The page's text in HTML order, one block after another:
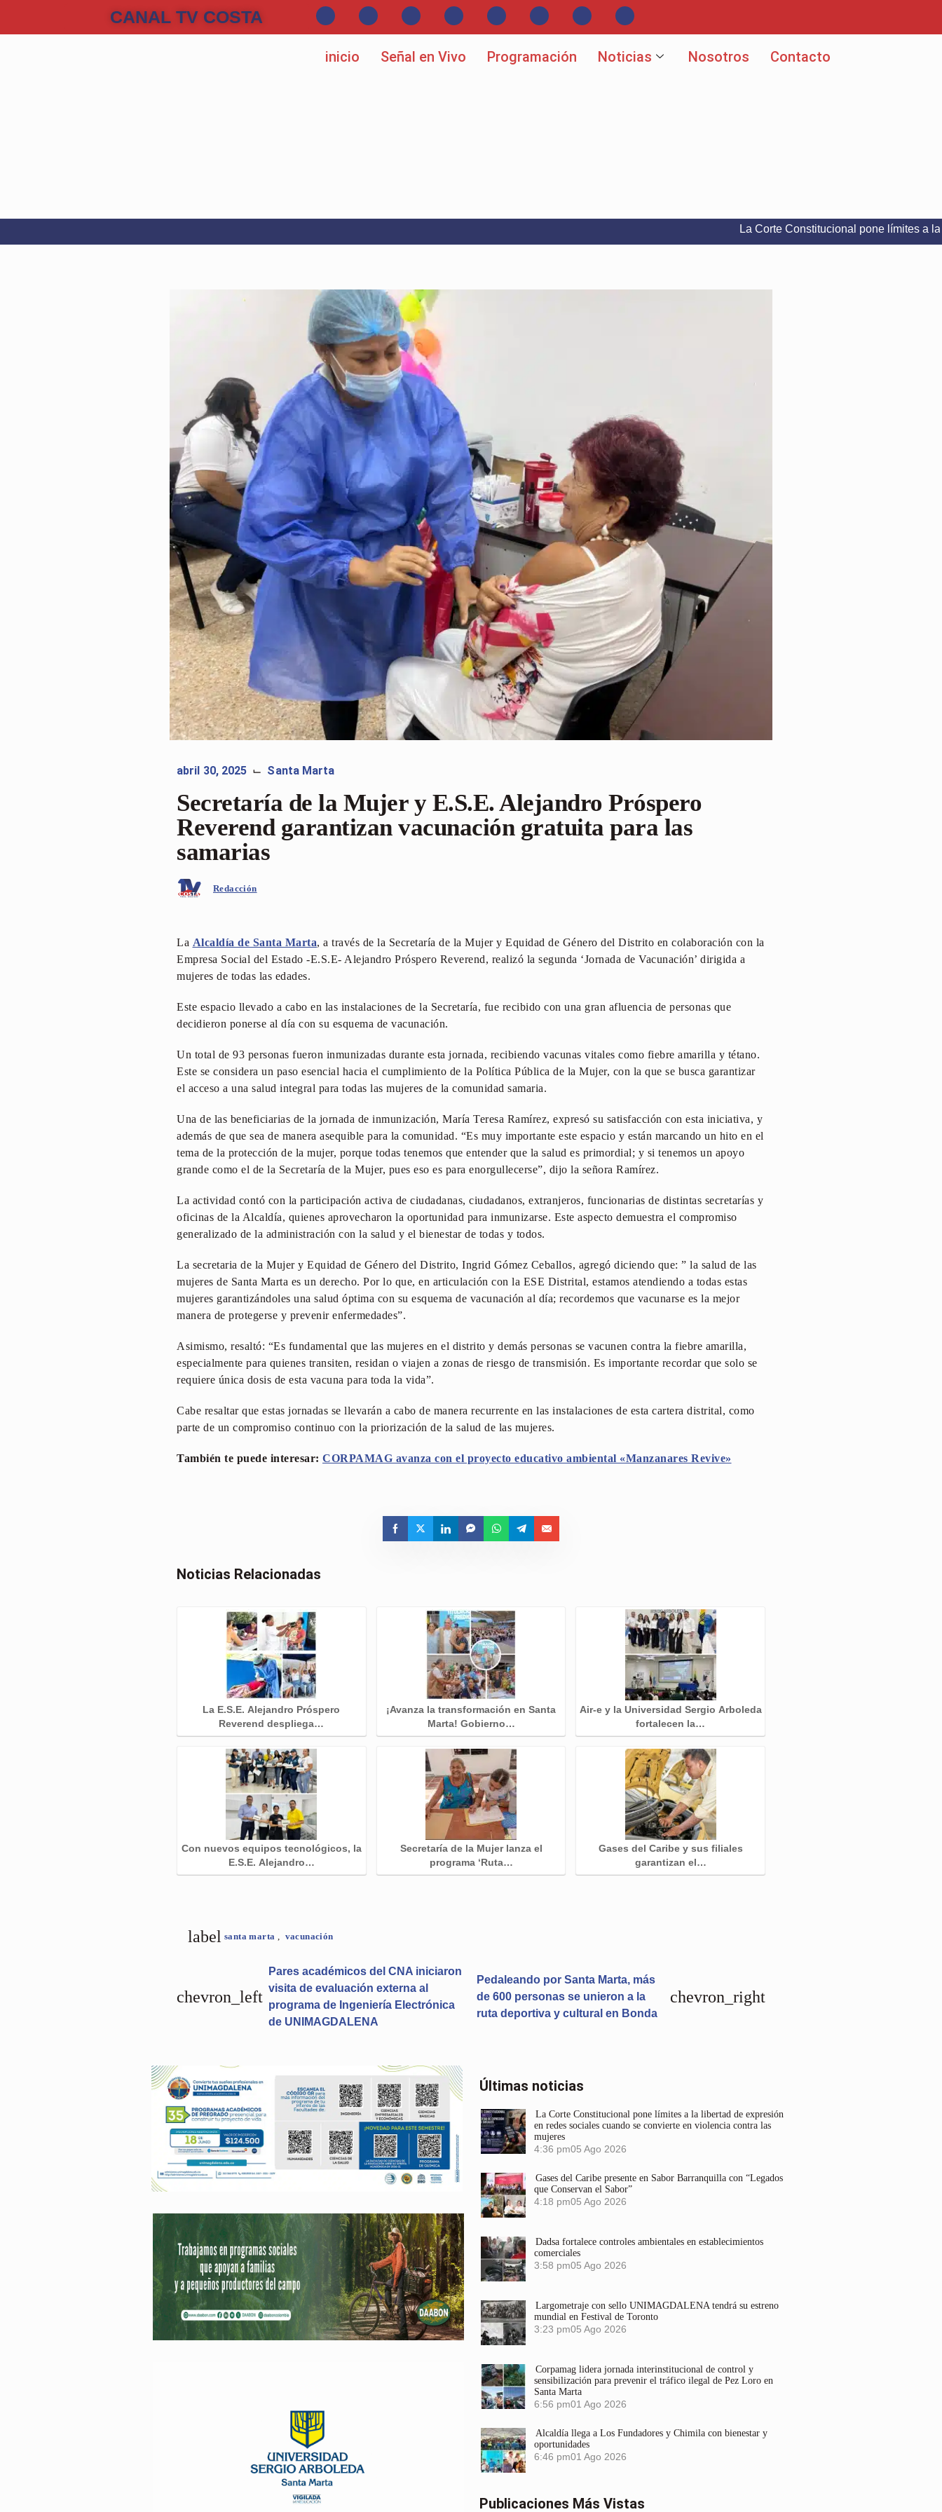
CANAL TV COSTA
inicio Señal en Vivo Programación Noticias Nosotros Contacto
La Corte Constitucional pone límites a la libertad
abril 30, 2025 ⌙ Santa Marta
Secretaría de la Mujer y E.S.E. Alejandro Próspero
Reverend garantizan vacunación gratuita para las
samarias
Redacción
La Alcaldía de Santa Marta, a través de la Secretaría de la Mujer y Equidad de Género del Distrito en colaboración con la
Empresa Social del Estado -E.S.E- Alejandro Próspero Reverend, realizó la segunda ‘Jornada de Vacunación’ dirigida a
mujeres de todas las edades.
Este espacio llevado a cabo en las instalaciones de la Secretaría, fue recibido con una gran afluencia de personas que
decidieron ponerse al día con su esquema de vacunación.
Un total de 93 personas fueron inmunizadas durante esta jornada, recibiendo vacunas vitales como fiebre amarilla y tétano.
Este se considera un paso esencial hacia el cumplimiento de la Política Pública de la Mujer, con la que se busca garantizar
el acceso a una salud integral para todas las mujeres de la comunidad samaria.
Una de las beneficiarias de la jornada de inmunización, María Teresa Ramírez, expresó su satisfacción con esta iniciativa, y
además de que sea de manera asequible para la comunidad. “Es muy importante este espacio y están marcando un hito en el
tema de la protección de la mujer, porque todas tenemos que entender que la salud es primordial; y si tenemos un apoyo
grande como el de la Secretaría de la Mujer, pues eso es para enorgullecerse”, dijo la señora Ramírez.
La actividad contó con la participación activa de ciudadanas, ciudadanos, extranjeros, funcionarias de distintas secretarías y
oficinas de la Alcaldía, quienes aprovecharon la oportunidad para inmunizarse. Este aspecto demuestra el compromiso
generalizado de la administración con la salud y el bienestar de todas y todos.
La secretaria de la Mujer y Equidad de Género del Distrito, Ingrid Gómez Ceballos, agregó diciendo que: ” la salud de las
mujeres de Santa Marta es un derecho. Por lo que, en articulación con la ESE Distrital, estamos atendiendo a todas estas
mujeres garantizándoles una salud óptima con su esquema de vacunación al día; recordemos que vacunarse es la mejor
manera de protegerse y prevenir enfermedades”.
Asimismo, resaltó: “Es fundamental que las mujeres en el distrito y demás personas se vacunen contra la fiebre amarilla,
especialmente para quienes transiten, residan o viajen a zonas de riesgo de transmisión. Es importante recordar que solo se
requiere única dosis de esta vacuna para toda la vida”.
Cabe resaltar que estas jornadas se llevarán a cabo de manera recurrente en las instalaciones de esta cartera distrital, como
parte de un compromiso continuo con la priorización de la salud de las mujeres.
También te puede interesar: CORPAMAG avanza con el proyecto educativo ambiental «Manzanares Revive»
Noticias Relacionadas
La E.S.E. Alejandro Próspero
Reverend despliega…
Con nuevos equipos tecnológicos, la
E.S.E. Alejandro…
¡Avanza la transformación en Santa
Marta! Gobierno…
Secretaría de la Mujer lanza el
programa ‘Ruta…
Air-e y la Universidad Sergio Arboleda
fortalecen la…
Gases del Caribe y sus filiales
garantizan el…
label santa marta , vacunación
chevron_left
Pares académicos del CNA iniciaron
visita de evaluación externa al
programa de Ingeniería Electrónica
de UNIMAGDALENA
Pedaleando por Santa Marta, más
de 600 personas se unieron a la
ruta deportiva y cultural en Bonda
chevron_right
Últimas noticias
La Corte Constitucional pone límites a la libertad de expresión
en redes sociales cuando se convierte en violencia contra las
mujeres
4:36 pm05 Ago 2026
Gases del Caribe presente en Sabor Barranquilla con “Legados
que Conservan el Sabor”
4:18 pm05 Ago 2026
Dadsa fortalece controles ambientales en establecimientos
comerciales
3:58 pm05 Ago 2026
Largometraje con sello UNIMAGDALENA tendrá su estreno
mundial en Festival de Toronto
3:23 pm05 Ago 2026
Corpamag lidera jornada interinstitucional de control y
sensibilización para prevenir el tráfico ilegal de Pez Loro en
Santa Marta
6:56 pm01 Ago 2026
Alcaldía llega a Los Fundadores y Chimila con bienestar y
oportunidades
6:46 pm01 Ago 2026
Publicaciones Más Vistas